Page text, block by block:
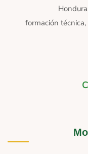
formación